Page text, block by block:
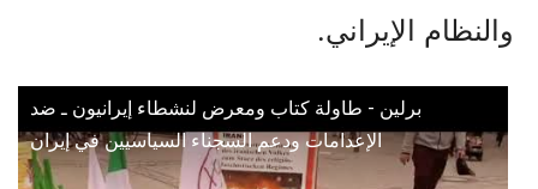
والنظام الإيراني.
برلین - طاولة كتاب ومعرض لنشطاء إيرانيون ـ ضد
الإعدامات ودعم السجناء السياسيين في إيران